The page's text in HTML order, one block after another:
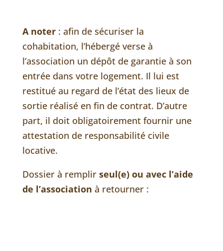
A noter: afin de sécuriser la
cohabitation, l’hébergé verse à
l’association un dépôt de garantie à son
entrée dans votre logement. Il lui est
restitué au regard de l’état des lieux de
sortie réalisé en fin de contrat. D’autre
part, il doit obligatoirement fournir une
attestation de responsabilité civile
locative.
Dossier à remplir seul(e) ou avec l’aide
de l’association à retourner :